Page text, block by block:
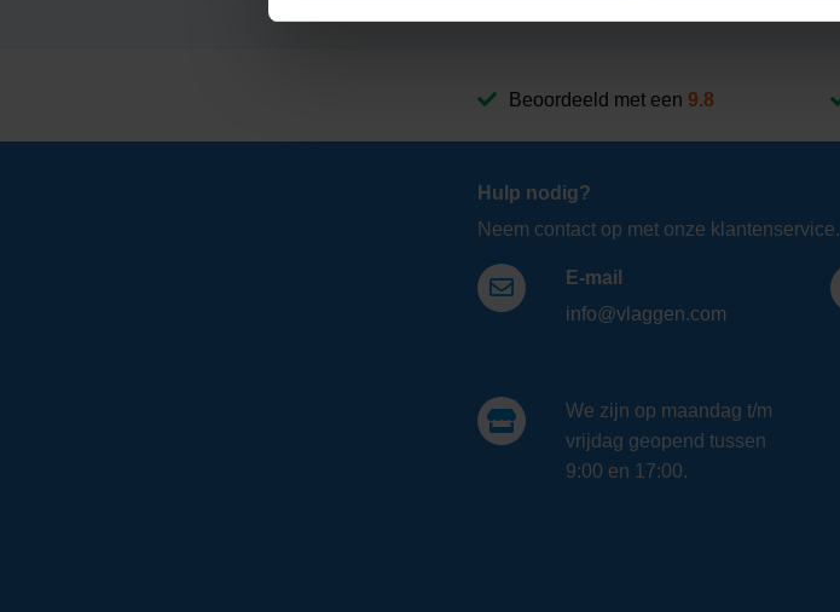
Beoordeeld met een 9.8
Hulp nodig?
Neem contact op met onze klantenservice.
E-mail
info@vlaggen.com
We zijn op maandag t/m
vrijdag geopend tussen
9:00 en 17:00.